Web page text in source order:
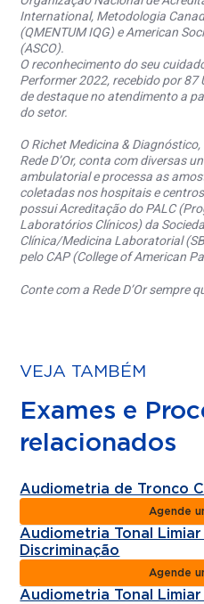
International, Metodologia
(QMENTUM IQG) e American
(ASCO).
O reconhecimento do seu
Performer 2022, recebido por 87
de destaque no atendimento a
do setor.
O Richet Medicina &
Rede D’Or, conta com diversas
ambulatorial e processa as
coletadas nos hospitais e centros
possui Acreditação do PALC
Laboratórios Clínicos) da
Clínica/Medicina Laboratorial
pelo CAP (College of American
Conte com a Rede D’Or sempre
VEJA TAMBÉM
Exames e
relacionados
Audiometria de Tronco
Agende
Audiometria Tonal Limiar
Discriminação
Agende
Audiometria Tonal